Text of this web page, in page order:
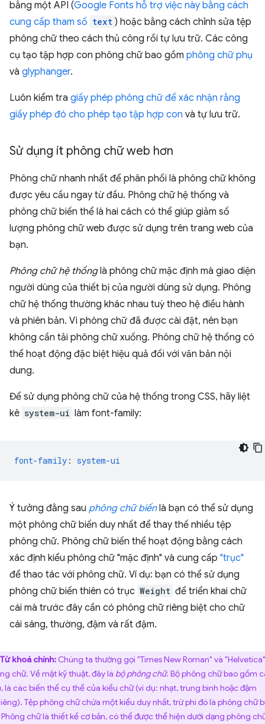
bằng một API (Google Fonts hỗ trợ việc này bằng cách
cung cấp tham số text ) hoặc bằng cách chỉnh sửa tệp
phông chữ theo cách thủ công rồi tự lưu trữ. Các công
cụ tạo tập hợp con phông chữ bao gồm phông chữ phụ
và glyphanger.
Luôn kiểm tra giấy phép phông chữ để xác nhận rằng
giấy phép đó cho phép tạo tập hợp con và tự lưu trữ.
Sử dụng ít phông chữ web hơn
Phông chữ nhanh nhất để phân phối là phông chữ không
được yêu cầu ngay từ đầu. Phông chữ hệ thống và
phông chữ biến thể là hai cách có thể giúp giảm số
lượng phông chữ web được sử dụng trên trang web của
bạn.
Phông chữ hệ thốnglà phông chữ mặc định mà giao diện
người dùng của thiết bị của người dùng sử dụng. Phông
chữ hệ thống thường khác nhau tuỳ theo hệ điều hành
và phiên bản. Vì phông chữ đã được cài đặt, nên bạn
không cần tải phông chữ xuống. Phông chữ hệ thống có
thể hoạt động đặc biệt hiệu quả đối với văn bản nội
dung.
Để sử dụng phông chữ của hệ thống trong CSS, hãy liệt
kê system-ui làm font-family:
font-family : system-ui
Ý tưởng đằng sau phông chữ biếnlà bạn có thể sử dụng
một phông chữ biến duy nhất để thay thế nhiều tệp
phông chữ. Phông chữ biến thể hoạt động bằng cách
xác định kiểu phông chữ "mặc định" và cung cấp "trục"
để thao tác với phông chữ. Ví dụ: bạn có thể sử dụng
phông chữ biến thiên có trục Weight để triển khai chữ
cái mà trước đây cần có phông chữ riêng biệt cho chữ
cái sáng, thường, đậm và rất đậm.
Từ khoá chính: Chúng ta thường gọi "Times New Roman" và
chữ. Về mặt kỹ thuật, đây là bộ phông chữ. Bộ phông chữ bao gồm
là các biến thể cụ thể của kiểu chữ (ví dụ: nhạt, trung bình hoặc đậm
Tệp phông chữ chứa một kiểu duy nhất, trừ phi đó là phông chữ
chữ là thiết kế cơ bản, có thể được thể hiện dưới dạng phông